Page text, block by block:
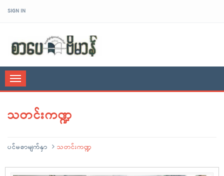
SIGN IN
Toggle
navigation
သတင်းကဏ္ဍ
ပင်မစာမျက်နှာ သတင်းကဏ္ဍ